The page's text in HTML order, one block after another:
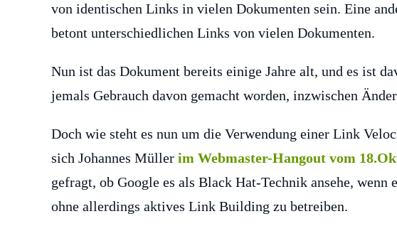
von identischen Links in vielen Dokumenten sein. Eine
betont unterschiedlichen Links von vielen Dokumenten.
Nun ist das Dokument bereits einige Jahre alt, und es ist
jemals Gebrauch davon gemacht worden, inzwischen
Doch wie steht es nun um die Verwendung einer Link
sich Johannes Müller im Webmaster-Hangout vom
gefragt, ob Google es als Black Hat-Technik ansehe,
ohne allerdings aktives Link Building zu betreiben.